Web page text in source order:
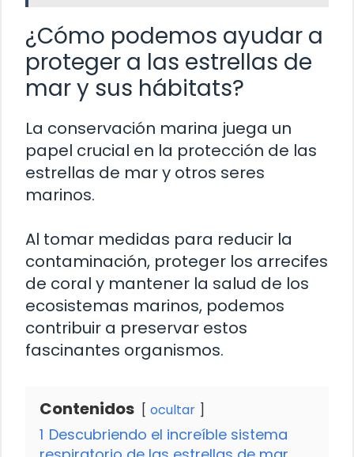
¿Cómo podemos ayudar a
proteger a las estrellas de
mar y sus hábitats?
La conservación marina juega un
papel crucial en la protección de las
estrellas de mar y otros seres
marinos.
Al tomar medidas para reducir la
contaminación, proteger los arrecifes
de coral y mantener la salud de los
ecosistemas marinos, podemos
contribuir a preservar estos
fascinantes organismos.
Contenidos ocultar
1 Descubriendo el increíble sistema